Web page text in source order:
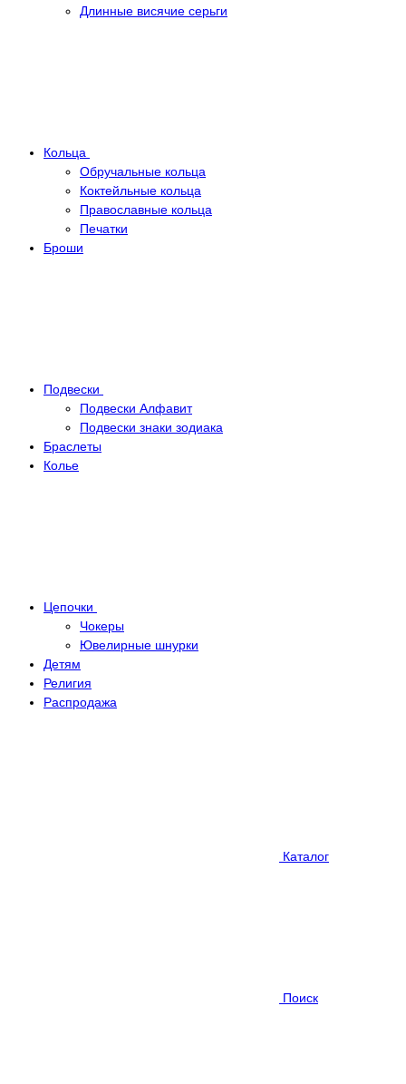
Длинные висячие серьги
Кольца
Обручальные кольца
Коктейльные кольца
Православные кольца
Печатки
Броши
Подвески
Подвески Алфавит
Подвески знаки зодиака
Браслеты
Колье
Цепочки
Чокеры
Ювелирные шнурки
Детям
Религия
Распродажа
Каталог
Поиск